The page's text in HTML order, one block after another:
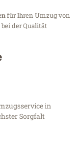
für Ihren Umzug von
der Qualität
in
Sorgfalt